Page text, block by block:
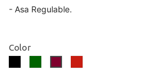
- Asa Regulable.
Color
Verde
OscuroSangríaCampari